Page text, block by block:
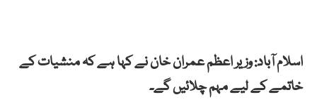
اسلام آباد: وزیر اعظم عمران خان نے کہا ہے کہ منشیات کے
خاتمے کے لیے مہم چلائیں گے۔